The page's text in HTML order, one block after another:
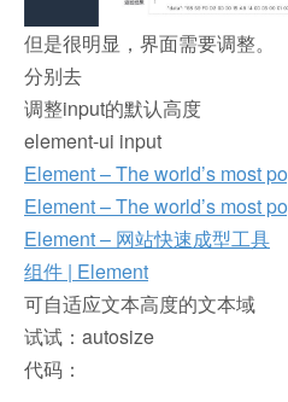
但是很明显，界面需要调整。
分别去
调整input的默认高度
element-ui input
Element – The world’s most
Element – The world’s most
Element – 网站快速成型工具
组件 | Element
可自适应文本高度的文本域
试试：autosize
代码：